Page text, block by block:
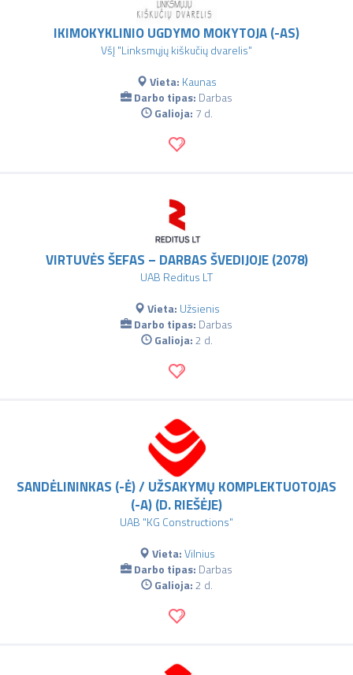
IKIMOKYKLINIO UGDYMO MOKYTOJA (-AS)
VšĮ "Linksmųjų kiškučių dvarelis"
Vieta: Kaunas
Darbo tipas: Darbas
Galioja: 7 d.
VIRTUVĖS ŠEFAS – DARBAS ŠVEDIJOJE (2078)
UAB Reditus LT
Vieta: Užsienis
Darbo tipas: Darbas
Galioja:2 d.
SANDĖLININKAS (-Ė) / UŽSAKYMŲ KOMPLEKTUOTOJAS
(-A) (D. RIEŠĖJE)
UAB "KG Constructions"
Vieta:Vilnius
Darbo tipas: Darbas
Galioja:2 d.